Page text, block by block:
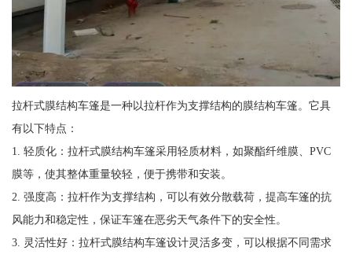
拉杆式膜结构车篷是一种以拉杆作为支撑结构的膜结构车篷。它具
有以下特点：
1. 轻质化：拉杆式膜结构车篷采用轻质材料，如聚酯纤维膜、PVC
膜等，使其整体重量较轻，便于携带和安装。
2. 强度高：拉杆作为支撑结构，可以有效分散载荷，提高车篷的抗
风能力和稳定性，保证车篷在恶劣天气条件下的安全性。
3. 灵活性好：拉杆式膜结构车篷设计灵活多变，可以根据不同需求